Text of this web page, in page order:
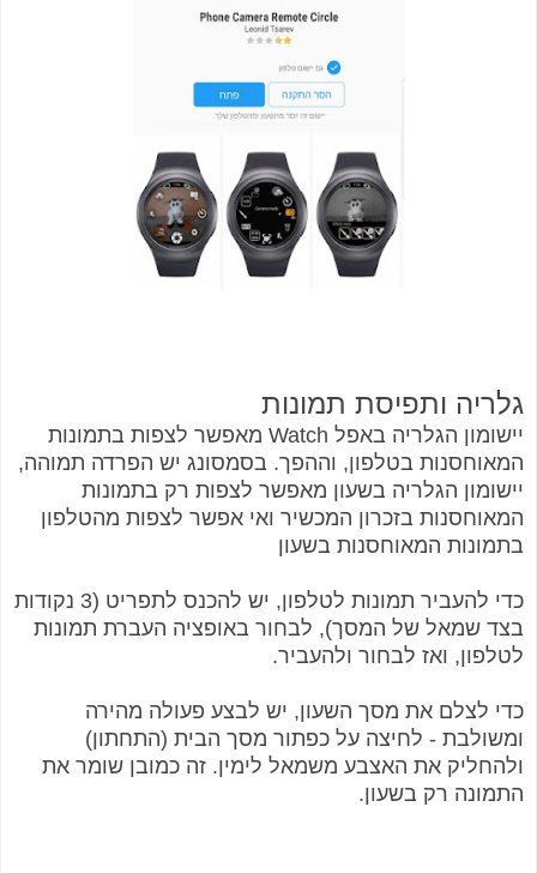
גלריה ותפיסת תמונות
יישומון הגלריה באפל Watch מאפשר לצפות בתמונות
המאוחסנות בטלפון, וההפך. בסמסונג יש הפרדה תמוהה,
יישומון הגלריה בשעון מאפשר לצפות רק בתמונות
המאוחסנות בזכרון המכשיר ואי אפשר לצפות מהטלפון
בתמונות המאוחסנות בשעון
כדי להעביר תמונות לטלפון, יש להכנס לתפריט (3 נקודות
בצד שמאל של המסך), לבחור באופציה העברת תמונות
לטלפון, ואז לבחור ולהעביר.
כדי לצלם את מסך השעון, יש לבצע פעולה מהירה
ומשולבת - לחיצה על כפתור מסך הבית (התחתון)
ולהחליק את האצבע משמאל לימין. זה כמובן שומר את
התמונה רק בשעון.